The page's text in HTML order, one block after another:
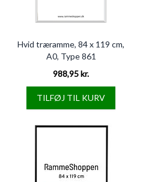
Hvid træramme, 84 x 119 cm,
A0, Type 861
988,95 kr.
TILFØJ TIL KURV